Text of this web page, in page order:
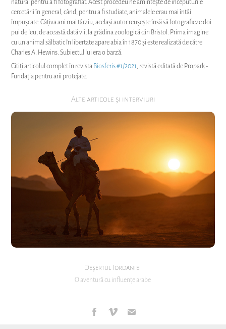
cercetării în general, când, pentru a fi studiate, animalele erau mai întâi
împușcate. Câțiva ani mai târziu, același autor reușește însă să fotografieze doi
pui de leu, de această dată vii, la grădina zoologică din Bristol. Prima imagine
cu un animal sălbatic în libertate apare abia în 1870 și este realizată de către
Charles A. Hewins. Subiectul lui era o barză.
Citiți articolul complet în revistaBiosferis #1/2021, revistă editată de Propark -
Fundația pentru arii protejate.
Alte articole și interviuri
Deșertul Iordaniei
O aventură cu influențe arabe